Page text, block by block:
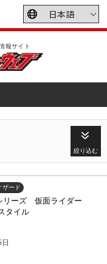
報サイト
絞り込む
ザード
リーズ 仮面ライダー
タイル